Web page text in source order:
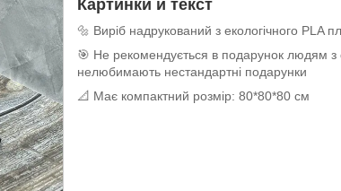
Картинки и текст
🔩 Виріб надрукований з екологічного PLA
🎯 Не рекомендується в подарунок людям
нелюбимають нестандартні подарунки
📐 Має компактний розмір: 80*80*80 см